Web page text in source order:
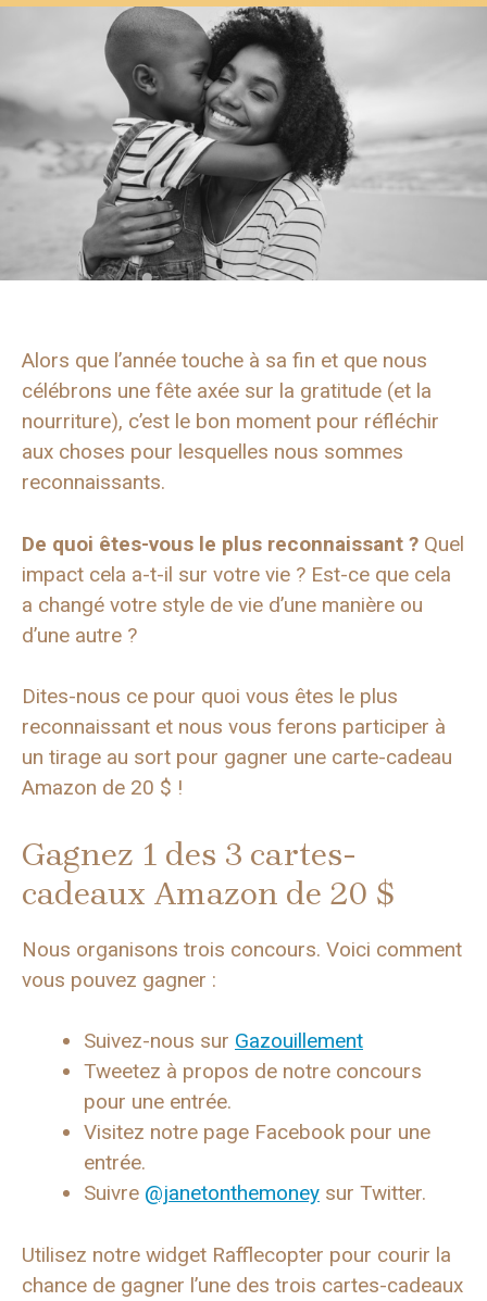
Alors que l’année touche à sa fin et que nous
célébrons une fête axée sur la gratitude (et la
nourriture), c’est le bon moment pour réfléchir
aux choses pour lesquelles nous sommes
reconnaissants.
De quoi êtes-vous le plus reconnaissant ? Quel
impact cela a-t-il sur votre vie ? Est-ce que cela
a changé votre style de vie d’une manière ou
d’une autre ?
Dites-nous ce pour quoi vous êtes le plus
reconnaissant et nous vous ferons participer à
un tirage au sort pour gagner une carte-cadeau
Amazon de 20 $ !
Gagnez 1 des 3 cartes-
cadeaux Amazon de 20 $
Nous organisons trois concours. Voici comment
vous pouvez gagner :
Suivez-nous sur Gazouillement
Tweetez à propos de notre concours
pour une entrée.
Visitez notre page Facebook pour une
entrée.
Suivre @janetonthemoney sur Twitter.
Utilisez notre widget Rafflecopter pour courir la
chance de gagner l’une des trois cartes-cadeaux